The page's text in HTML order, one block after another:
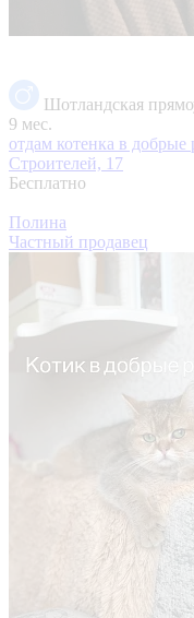
Шотландская
9 мес.
отдам котенка в добрые
Строителей, 17
Бесплатно
Полина
Частный продавец